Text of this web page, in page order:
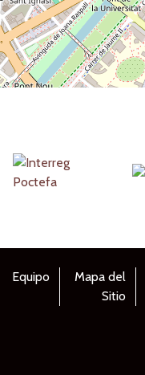
Equipo
Mapa del
Sitio